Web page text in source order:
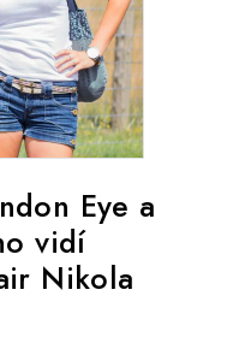
Eye a
vidí
Nikola